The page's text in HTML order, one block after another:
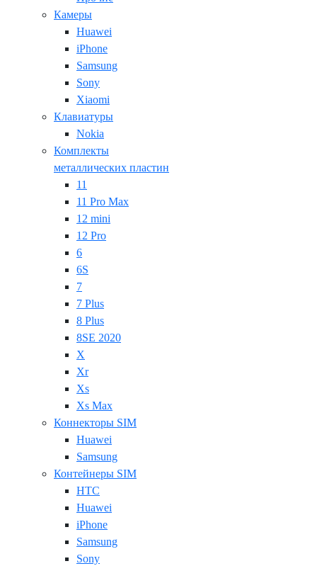
Камеры
Huawei
iPhone
Samsung
Sony
Xiaomi
Клавиатуры
Nokia
Комплекты
металлических пластин
11
11 Pro Max
12 mini
12 Pro
6
6S
7
7 Plus
8 Plus
8SE 2020
X
Xr
Xs
Xs Max
Коннекторы SIM
Huawei
Samsung
Контейнеры SIM
HTC
Huawei
iPhone
Samsung
Sony